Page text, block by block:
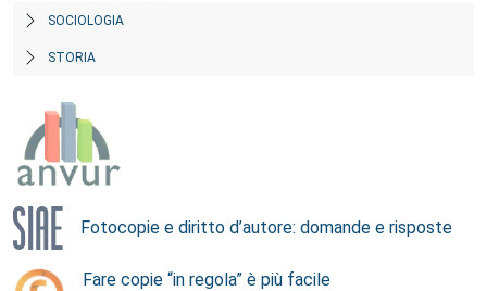
SOCIOLOGIA
STORIA
Fotocopie e diritto d’autore: domande e risposte
Fare copie “in regola” è più facile